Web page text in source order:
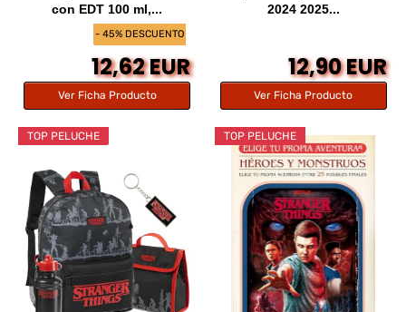
- 45% DESCUENTO
con EDT 100 ml,...
12,62 EUR
Ver Ficha Producto
2024 2025...
12,90 EUR
Ver Ficha Producto
TOP PELUCHE TOP PELUCHE